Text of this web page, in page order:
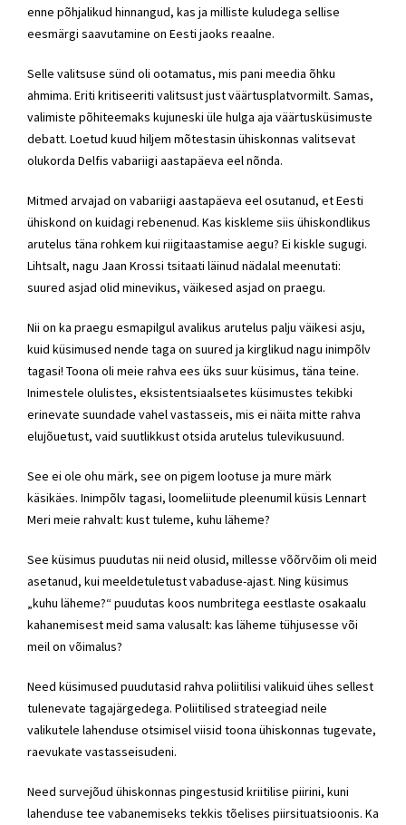
enne põhjalikud hinnangud, kas ja milliste kuludega sellise
eesmärgi saavutamine on Eesti jaoks reaalne.
Selle valitsuse sünd oli ootamatus, mis pani meedia õhku
ahmima. Eriti kritiseeriti valitsust just väärtusplatvormilt. Samas,
valimiste põhiteemaks kujuneski üle hulga aja väärtusküsimuste
debatt. Loetud kuud hiljem mõtestasin ühiskonnas valitsevat
olukorda Delfis vabariigi aastapäeva eel nõnda.
Mitmed arvajad on vabariigi aastapäeva eel osutanud, et Eesti
ühiskond on kuidagi rebenenud. Kas kiskleme siis ühiskondlikus
arutelus täna rohkem kui riigitaastamise aegu? Ei kiskle sugugi.
Lihtsalt, nagu Jaan Krossi tsitaati läinud nädalal meenutati:
suured asjad olid minevikus, väikesed asjad on praegu.
Nii on ka praegu esmapilgul avalikus arutelus palju väikesi asju,
kuid küsimused nende taga on suured ja kirglikud nagu inimpõlv
tagasi! Toona oli meie rahva ees üks suur küsimus, täna teine.
Inimestele olulistes, eksistentsiaalsetes küsimustes tekibki
erinevate suundade vahel vastasseis, mis ei näita mitte rahva
elujõuetust, vaid suutlikkust otsida arutelus tulevikusuund.
See ei ole ohu märk, see on pigem lootuse ja mure märk
käsikäes. Inimpõlv tagasi, loomeliitude pleenumil küsis Lennart
Meri meie rahvalt: kust tuleme, kuhu läheme?
See küsimus puudutas nii neid olusid, millesse võõrvõim oli meid
asetanud, kui meeldetuletust vabaduse-ajast. Ning küsimus
„kuhu läheme?“ puudutas koos numbritega eestlaste osakaalu
kahanemisest meid sama valusalt: kas läheme tühjusesse või
meil on võimalus?
Need küsimused puudutasid rahva poliitilisi valikuid ühes sellest
tulenevate tagajärgedega. Poliitilised strateegiad neile
valikutele lahenduse otsimisel viisid toona ühiskonnas tugevate,
raevukate vastasseisudeni.
Need survejõud ühiskonnas pingestusid kriitilise piirini, kuni
lahenduse tee vabanemiseks tekkis tõelises piirsituatsioonis. Ka